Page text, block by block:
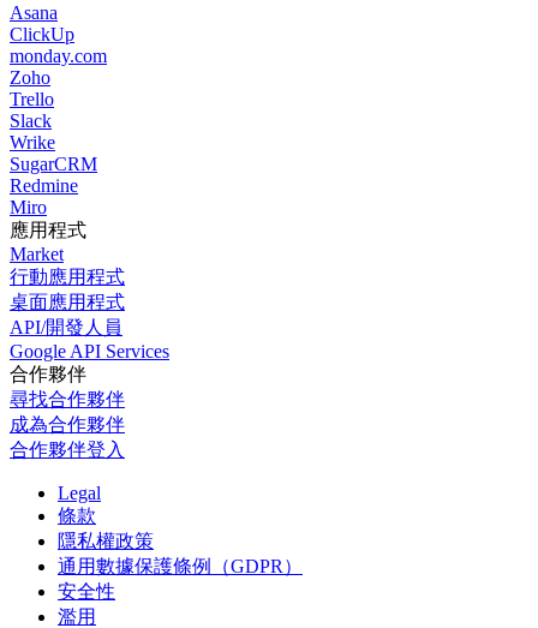
Asana
ClickUp
monday.com
Zoho
Trello
Slack
Wrike
SugarCRM
Redmine
Miro
應用程式
Market
行動應用程式
桌面應用程式
API/開發人員
Google API Services
合作夥伴
尋找合作夥伴
成為合作夥伴
合作夥伴登入
Legal
條款
隱私權政策
通用數據保護條例（GDPR）
安全性
濫用